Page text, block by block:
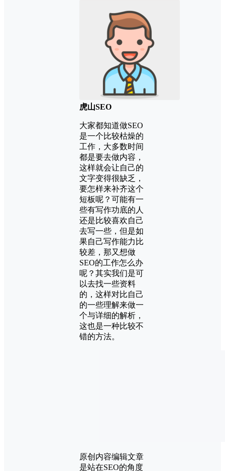
虎山SEO
大家都知道做SEO
是一个比较枯燥的
工作，大多数时间
都是要去做内容，
这样就会让自己的
文字变得很缺乏，
要怎样来补齐这个
短板呢？可能有一
些有写作功底的人
还是比较喜欢自己
去写一些，但是如
果自己写作能力比
较差，那又想做
SEO的工作怎么办
呢？其实我们是可
以去找一些资料
的，这样对比自己
的一些理解来做一
个与详细的解析，
这也是一种比较不
错的方法。
原创内容编辑文章
是站在SEO的角度